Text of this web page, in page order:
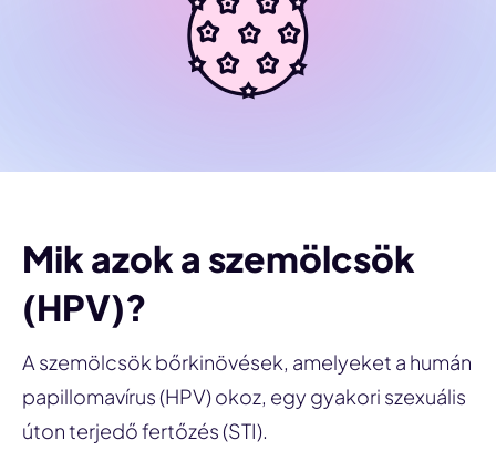
Mik azok a szemölcsök
(HPV)?
A szemölcsök bőrkinövések, amelyeket a humán
papillomavírus (HPV) okoz, egy gyakori szexuális
úton terjedő fertőzés (STI).